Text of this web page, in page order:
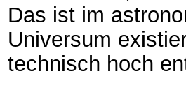
Das ist im
Universum
technisch hoch